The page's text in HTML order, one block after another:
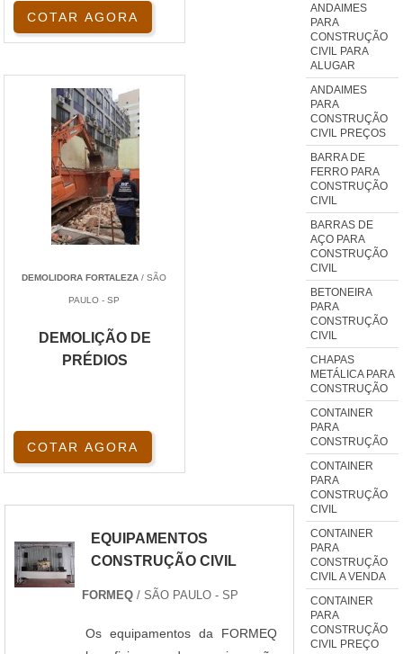
COTAR AGORA
DEMOLIDORA FORTALEZA / SÃO
PAULO - SP
DEMOLIÇÃO DE
PRÉDIOS
COTAR AGORA
EQUIPAMENTOS
CONSTRUÇÃO CIVIL
FORMEQ / SÃO PAULO - SP
Os equipamentos da FORMEQ
ANDAIMES
PARA
CONSTRUÇÃO
CIVIL PARA
ALUGAR
ANDAIMES
PARA
CONSTRUÇÃO
CIVIL PREÇOS
BARRA DE
FERRO PARA
CONSTRUÇÃO
CIVIL
BARRAS DE
AÇO PARA
CONSTRUÇÃO
CIVIL
BETONEIRA
PARA
CONSTRUÇÃO
CIVIL
CHAPAS
METÁLICA PARA
CONSTRUÇÃO
CONTAINER
PARA
CONSTRUÇÃO
CONTAINER
PARA
CONSTRUÇÃO
CIVIL
CONTAINER
PARA
CONSTRUÇÃO
CIVIL A VENDA
CONTAINER
PARA
CONSTRUÇÃO
CIVIL PREÇO